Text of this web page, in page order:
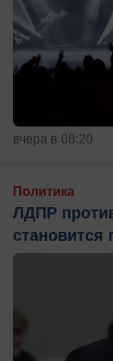
вчера в 08:20
Политика
ЛДПР
становится